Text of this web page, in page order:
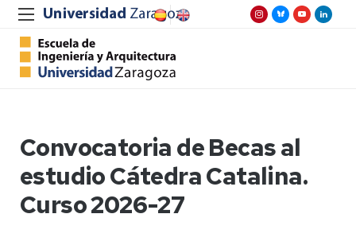
Convocatoria de Becas al
estudio Cátedra Catalina.
Curso 2026-27